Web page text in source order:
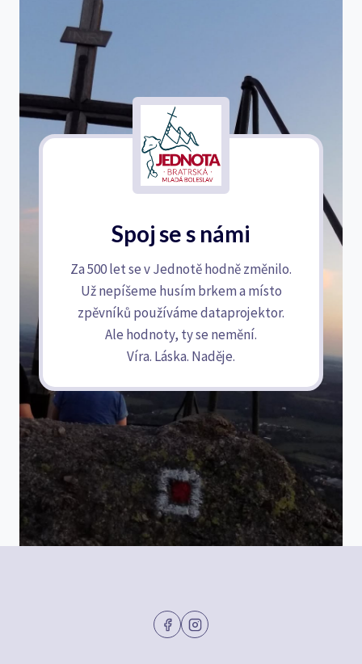
Spoj se s námi
Za 500 let se v Jednotě hodně změnilo.
Už nepíšeme husím brkem a místo
zpěvníků používáme dataprojektor.
Ale hodnoty, ty se nemění.
Víra. Láska. Naděje.